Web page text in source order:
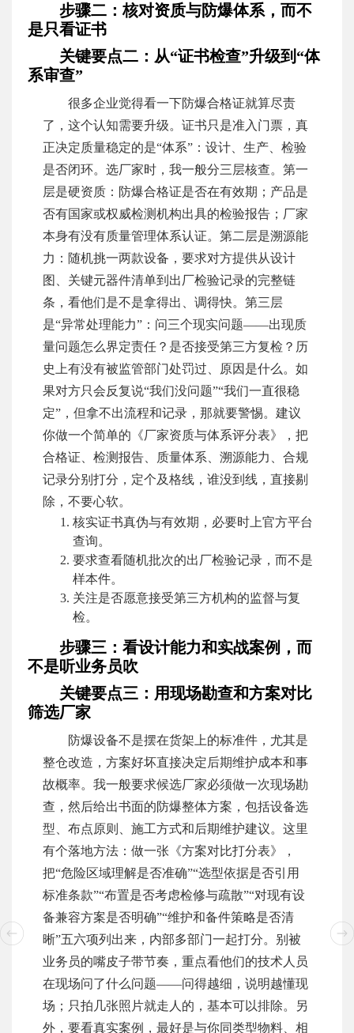
步骤二：核对资质与防爆体系，而不
是只看证书
关键要点二：从“证书检查”升级到“体
系审查”
很多企业觉得看一下防爆合格证就算尽责
了，这个认知需要升级。证书只是准入门票，真
正决定质量稳定的是“体系”：设计、生产、检验
是否闭环。选厂家时，我一般分三层核查。第一
层是硬资质：防爆合格证是否在有效期；产品是
否有国家或权威检测机构出具的检验报告；厂家
本身有没有质量管理体系认证。第二层是溯源能
力：随机挑一两款设备，要求对方提供从设计
图、关键元器件清单到出厂检验记录的完整链
条，看他们是不是拿得出、调得快。第三层
是“异常处理能力”：问三个现实问题——出现质
量问题怎么界定责任？是否接受第三方复检？历
史上有没有被监管部门处罚过、原因是什么。如
果对方只会反复说“我们没问题”“我们一直很稳
定”，但拿不出流程和记录，那就要警惕。建议
你做一个简单的《厂家资质与体系评分表》，把
合格证、检测报告、质量体系、溯源能力、合规
记录分别打分，定个及格线，谁没到线，直接剔
除，不要心软。
核实证书真伪与有效期，必要时上官方平台
查询。
要求查看随机批次的出厂检验记录，而不是
样本件。
关注是否愿意接受第三方机构的监督与复
检。
步骤三：看设计能力和实战案例，而
不是听业务员吹
关键要点三：用现场勘查和方案对比
筛选厂家
防爆设备不是摆在货架上的标准件，尤其是
整仓改造，方案好坏直接决定后期维护成本和事
故概率。我一般要求候选厂家必须做一次现场勘
查，然后给出书面的防爆整体方案，包括设备选
型、布点原则、施工方式和后期维护建议。这里
有个落地方法：做一张《方案对比打分表》，
把“危险区域理解是否准确”“选型依据是否引用
标准条款”“布置是否考虑检修与疏散”“对现有设
备兼容方案是否明确”“维护和备件策略是否清
晰”五六项列出来，内部多部门一起打分。别被
业务员的嘴皮子带节奏，重点看他们的技术人员
在现场问了什么问题——问得越细，说明越懂现
场；只拍几张照片就走人的，基本可以排除。另
外，要看真实案例，最好是与你同类型物料、相